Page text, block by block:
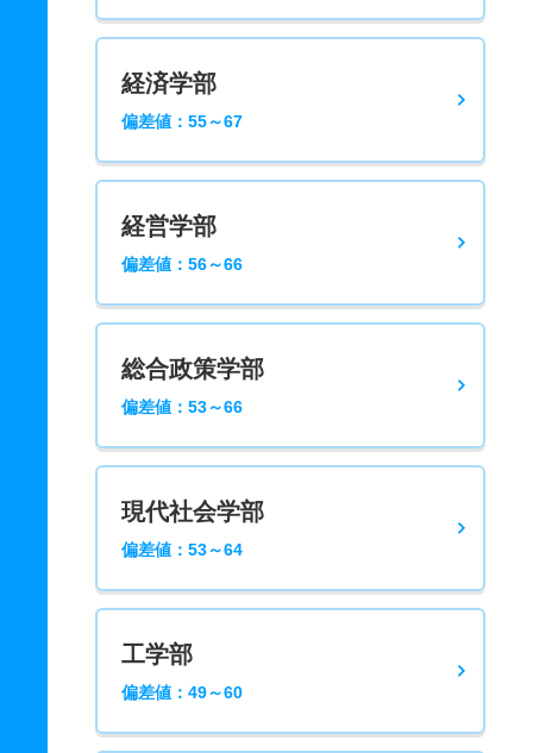
経済学部
偏差値：55～67
経営学部
偏差値：56～66
総合政策学部
偏差値：53～66
現代社会学部
偏差値：53～64
工学部
偏差値：49～60